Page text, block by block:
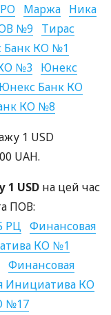
Маржа Ника
№9
Тирас
Банк КО №1
№3
Юнекс
Юнекс Банк КО
КО №8
1 USD
UAH.
1 USD на цей час
ПОВ:
РЦ Финансовая
КО №1
Финансовая
Инициатива КО
№17